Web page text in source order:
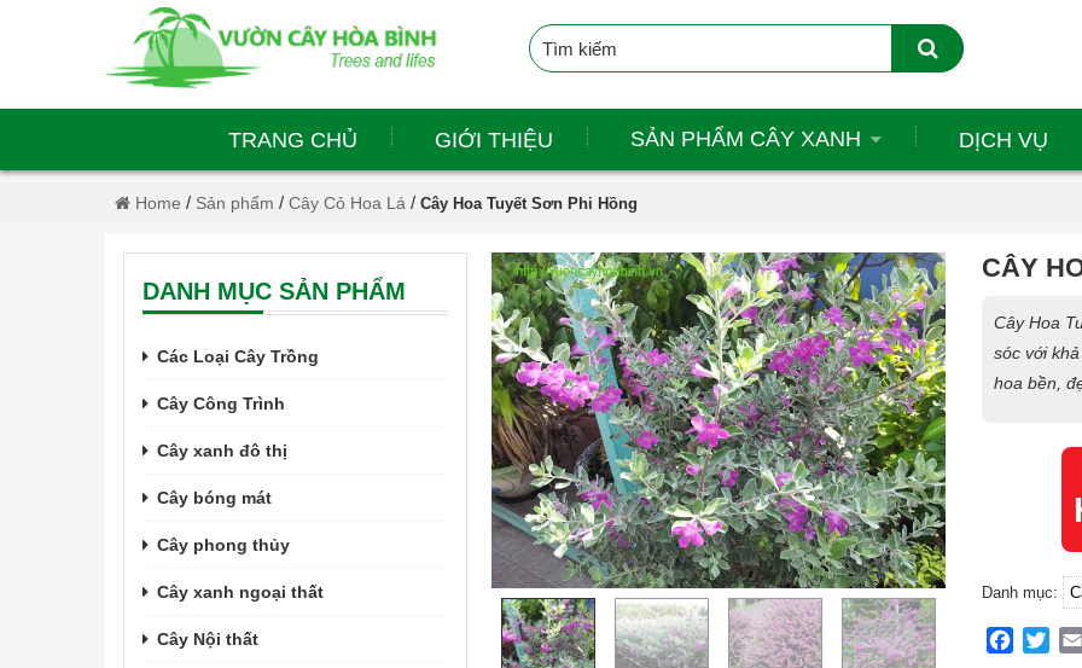
TRANG CHỦ GIỚI THIỆU SẢN PHẨM CÂY XANH DỊCH VỤ
Home / Sản phẩm / Cây Cỏ Hoa Lá / Cây Hoa Tuyết Sơn Phi Hồng
CÂY
Cây Hoa
sóc với
hoa bền,
Danh mục:
DANH MỤC SẢN PHẨM
Các Loại Cây Trồng
Cây Công Trình
Cây xanh đô thị
Cây bóng mát
Cây phong thủy
Cây xanh ngoại thất
Cây Nội thất